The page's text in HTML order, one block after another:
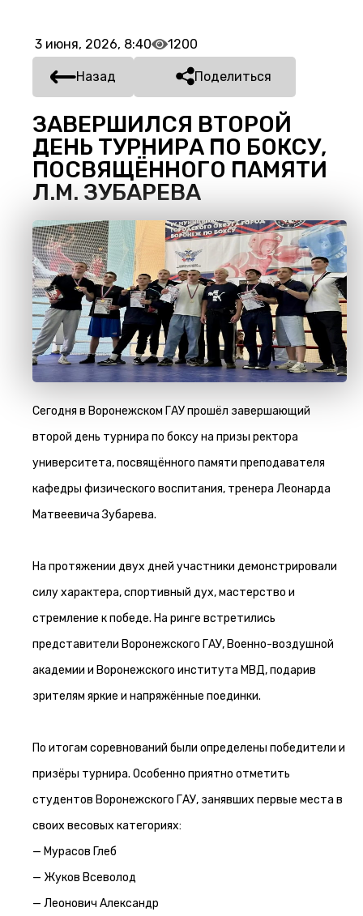
3 июня, 2026, 8:40 1200
Назад Поделиться
ЗАВЕРШИЛСЯ ВТОРОЙ
ДЕНЬ ТУРНИРА ПО БОКСУ,
ПОСВЯЩЁННОГО ПАМЯТИ
Л.М. ЗУБАРЕВА
Сегодня в Воронежском ГАУ прошёл завершающий
второй день турнира по боксу на призы ректора
университета, посвящённого памяти преподавателя
кафедры физического воспитания, тренера Леонарда
Матвеевича Зубарева.
На протяжении двух дней участники демонстрировали
силу характера, спортивный дух, мастерство и
стремление к победе. На ринге встретились
представители Воронежского ГАУ, Военно-воздушной
академии и Воронежского института МВД, подарив
зрителям яркие и напряжённые поединки.
По итогам соревнований были определены победители и
призёры турнира. Особенно приятно отметить
студентов Воронежского ГАУ, занявших первые места в
своих весовых категориях:
— Мурасов Глеб
— Жуков Всеволод
— Леонович Александр